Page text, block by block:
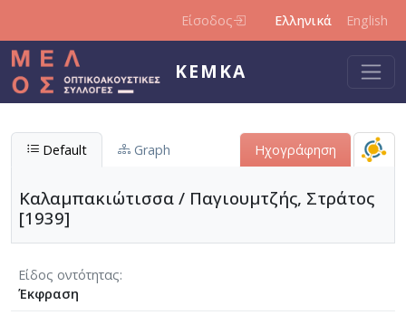
Είσοδος Ελληνικά English
ΚΕΜΚΑ
Default Graph Ηχογράφηση
Καλαμπακιώτισσα / Παγιουμτζής, Στράτος
[1939]
Είδος οντότητας
Έκφραση